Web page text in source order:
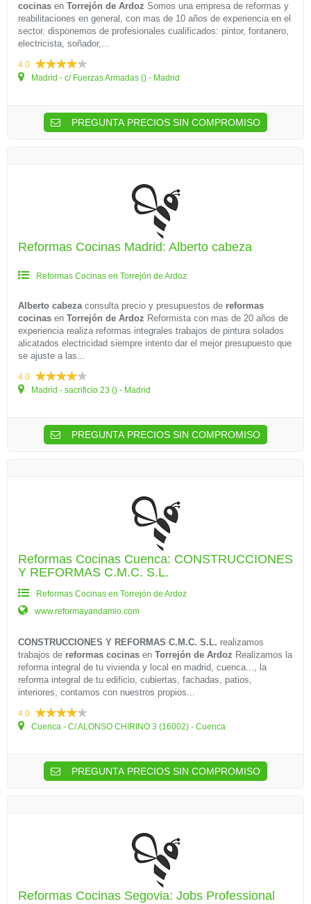
cocinas en Torrejón de Ardoz Somos una empresa de reformas y
reabilitaciones en general, con mas de 10 años de experiencia en el
sector. disponemos de profesionales cualificados: pintor, fontanero,
electricista, soñador,...
4.0
Madrid - c/ Fuerzas Armadas () - Madrid
PREGUNTA PRECIOS SIN COMPROMISO
Reformas Cocinas Madrid: Alberto cabeza
Reformas Cocinas en Torrejón de Ardoz
Alberto cabezaconsulta precio y presupuestos de reformas
cocinas en Torrejón de Ardoz Reformista con mas de 20 años de
experiencia realiza reformas integrales trabajos de pintura solados
alicatados electricidad siempre intento dar el mejor presupuesto que
se ajuste a las...
4.0
Madrid - sacrificio 23 () - Madrid
PREGUNTA PRECIOS SIN COMPROMISO
Reformas Cocinas Cuenca: CONSTRUCCIONES
Y REFORMAS C.M.C. S.L.
Reformas Cocinas en Torrejón de Ardoz
www.reformayandamio.com
CONSTRUCCIONES Y REFORMAS C.M.C. S.L. realizamos
trabajos de reformas cocinas en Torrejón de Ardoz Realizamos la
reforma integral de tu vivienda y local en madrid, cuenca..., la
reforma integral de tu edificio, cubiertas, fachadas, patios,
interiores, contamos con nuestros propios...
4.0
Cuenca - C/ ALONSO CHIRINO 3 (16002) - Cuenca
PREGUNTA PRECIOS SIN COMPROMISO
Reformas Cocinas Segovia: Jobs Professional